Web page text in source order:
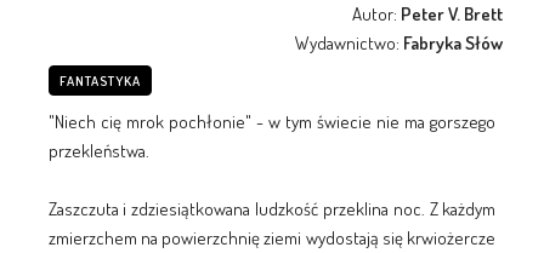
Autor: Peter V. Brett
Wydawnictwo: Fabryka Słów
FANTASTYKA
"Niech cię mrok pochłonie" - w tym świecie nie ma gorszego
przekleństwa.
Zaszczuta i zdziesiątkowana ludzkość przeklina noc. Z każdym
zmierzchem na powierzchnię ziemi wydostają się krwiożercze